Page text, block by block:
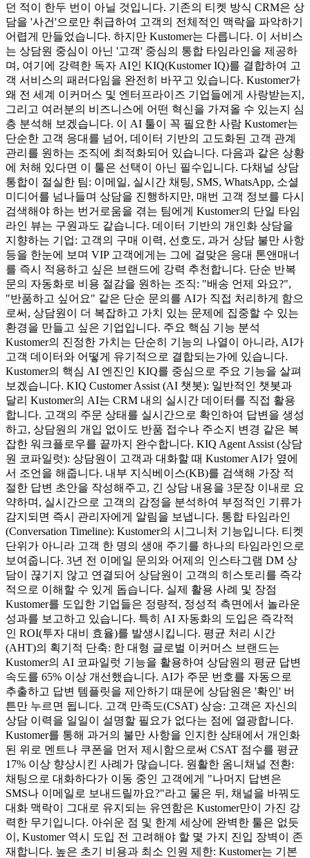
던 적이 한두 번이 아닐 것입니다. 기존의 티켓 방식 CRM은 상
담을 '사건'으로만 취급하여 고객의 전체적인 맥락을 파악하기
어렵게 만들었습니다. 하지만 Kustomer는 다릅니다. 이 서비스
는 상담원 중심이 아닌 '고객' 중심의 통합 타임라인을 제공하
며, 여기에 강력한 독자 AI인 KIQ(Kustomer IQ)를 결합하여 고
객 서비스의 패러다임을 완전히 바꾸고 있습니다. Kustomer가
왜 전 세계 이커머스 및 엔터프라이즈 기업들에게 사랑받는지,
그리고 여러분의 비즈니스에 어떤 혁신을 가져올 수 있는지 심
층 분석해 보겠습니다. 이 AI 툴이 꼭 필요한 사람 Kustomer는
단순한 고객 응대를 넘어, 데이터 기반의 고도화된 고객 관계
관리를 원하는 조직에 최적화되어 있습니다. 다음과 같은 상황
에 처해 있다면 이 툴은 선택이 아닌 필수입니다. 다채널 상담
통합이 절실한 팀: 이메일, 실시간 채팅, SMS, WhatsApp, 소셜
미디어를 넘나들며 상담을 진행하지만, 매번 고객 정보를 다시
검색해야 하는 번거로움을 겪는 팀에게 Kustomer의 단일 타임
라인 뷰는 구원과도 같습니다. 데이터 기반의 개인화 상담을
지향하는 기업: 고객의 구매 이력, 선호도, 과거 상담 불만 사항
등을 한눈에 보며 VIP 고객에게는 그에 걸맞은 응대 톤앤매너
를 즉시 적용하고 싶은 브랜드에 강력 추천합니다. 단순 반복
문의 자동화로 비용 절감을 원하는 조직: "배송 언제 와요?",
"반품하고 싶어요" 같은 단순 문의를 AI가 직접 처리하게 함으
로써, 상담원이 더 복잡하고 가치 있는 문제에 집중할 수 있는
환경을 만들고 싶은 기업입니다. 주요 핵심 기능 분석
Kustomer의 진정한 가치는 단순히 기능의 나열이 아니라, AI가
고객 데이터와 어떻게 유기적으로 결합되는가에 있습니다.
Kustomer의 핵심 AI 엔진인 KIQ를 중심으로 주요 기능을 살펴
보겠습니다. KIQ Customer Assist (AI 챗봇): 일반적인 챗봇과
달리 Kustomer의 AI는 CRM 내의 실시간 데이터를 직접 활용
합니다. 고객의 주문 상태를 실시간으로 확인하여 답변을 생성
하고, 상담원의 개입 없이도 반품 접수나 주소지 변경 같은 복
잡한 워크플로우를 끝까지 완수합니다. KIQ Agent Assist (상담
원 코파일럿): 상담원이 고객과 대화할 때 Kustomer AI가 옆에
서 조언을 해줍니다. 내부 지식베이스(KB)를 검색해 가장 적
절한 답변 초안을 작성해주고, 긴 상담 내용을 3문장 이내로 요
약하며, 실시간으로 고객의 감정을 분석하여 부정적인 기류가
감지되면 즉시 관리자에게 알림을 보냅니다. 통합 타임라인
(Conversation Timeline): Kustomer의 시그니처 기능입니다. 티켓
단위가 아니라 고객 한 명의 생애 주기를 하나의 타임라인으로
보여줍니다. 3년 전 이메일 문의와 어제의 인스타그램 DM 상
담이 끊기지 않고 연결되어 상담원이 고객의 히스토리를 즉각
적으로 이해할 수 있게 돕습니다. 실제 활용 사례 및 장점
Kustomer를 도입한 기업들은 정량적, 정성적 측면에서 놀라운
성과를 보고하고 있습니다. 특히 AI 자동화의 도입은 즉각적
인 ROI(투자 대비 효율)를 발생시킵니다. 평균 처리 시간
(AHT)의 획기적 단축: 한 대형 글로벌 이커머스 브랜드는
Kustomer의 AI 코파일럿 기능을 활용하여 상담원의 평균 답변
속도를 65% 이상 개선했습니다. AI가 주문 번호를 자동으로
추출하고 답변 템플릿을 제안하기 때문에 상담원은 '확인' 버
튼만 누르면 됩니다. 고객 만족도(CSAT) 상승: 고객은 자신의
상담 이력을 일일이 설명할 필요가 없다는 점에 열광합니다.
Kustomer를 통해 과거의 불만 사항을 인지한 상태에서 개인화
된 위로 멘트나 쿠폰을 먼저 제시함으로써 CSAT 점수를 평균
17% 이상 향상시킨 사례가 많습니다. 원활한 옴니채널 전환:
채팅으로 대화하다가 이동 중인 고객에게 "나머지 답변은
SMS나 이메일로 보내드릴까요?"라고 물은 뒤, 채널을 바꿔도
대화 맥락이 그대로 유지되는 유연함은 Kustomer만이 가진 강
력한 무기입니다. 아쉬운 점 및 한계 세상에 완벽한 툴은 없듯
이, Kustomer 역시 도입 전 고려해야 할 몇 가지 진입 장벽이 존
재합니다. 높은 초기 비용과 최소 인원 제한: Kustomer는 기본